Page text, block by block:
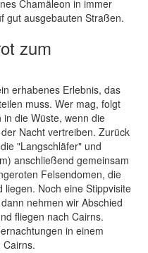
Chamäleon in immer
gut ausgebauten Straßen.
zum
erhabenes Erlebnis, das
muss. Wer mag, folgt
die Wüste, wenn die
Nacht vertreiben. Zurück
"Langschläfer" und
anschließend gemeinsam
Felsendomen, die
liegen. Noch eine Stippvisite
nehmen wir Abschied
fliegen nach Cairns.
in einem